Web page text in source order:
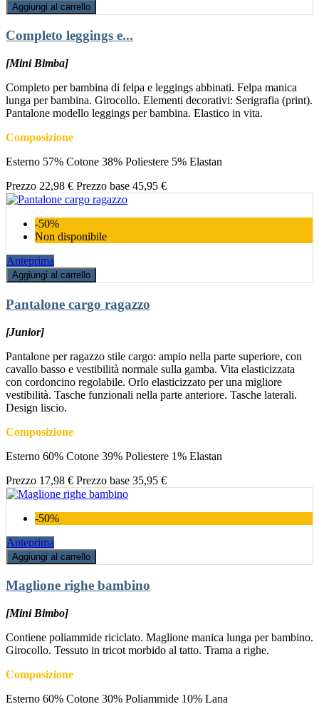
Aggiungi al carrello
Completo leggings e...
[Mini Bimba]
Completo per bambina di felpa e leggings abbinati. Felpa manica
lunga per bambina. Girocollo. Elementi decorativi: Serigrafia (print).
Pantalone modello leggings per bambina. Elastico in vita.
Composizione
Esterno 57% Cotone 38% Poliestere 5% Elastan
Prezzo 22,98 € Prezzo base 45,95 €
-50%
Non disponibile
Anteprima
Aggiungi al carrello
Pantalone cargo ragazzo
[Junior]
Pantalone per ragazzo stile cargo: ampio nella parte superiore, con
cavallo basso e vestibilità normale sulla gamba. Vita elasticizzata
con cordoncino regolabile. Orlo elasticizzato per una migliore
vestibilità. Tasche funzionali nella parte anteriore. Tasche laterali.
Design liscio.
Composizione
Esterno 60% Cotone 39% Poliestere 1% Elastan
Prezzo 17,98 € Prezzo base 35,95 €
-50%
Anteprima
Aggiungi al carrello
Maglione righe bambino
[Mini Bimbo]
Contiene poliammide riciclato. Maglione manica lunga per bambino.
Girocollo. Tessuto in tricot morbido al tatto. Trama a righe.
Composizione
Esterno 60% Cotone 30% Poliammide 10% Lana